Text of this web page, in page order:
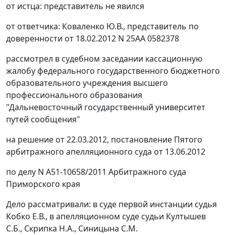
от истца: представитель не явился
от ответчика: Коваленко Ю.В., представитель по
доверенности от 18.02.2012 N 25АА 0582378
рассмотрел в судебном заседании кассационную
жалобу федерального государственного бюджетного
образовательного учреждения высшего
профессионального образования
"Дальневосточный государственный университет
путей сообщения"
на решение от 22.03.2012, постановление Пятого
арбитражного апелляционного суда от 13.06.2012
по делу N А51-10658/2011 Арбитражного суда
Приморского края
Дело рассматривали: в суде первой инстанции судья
Кобко Е.В., в апелляционном суде судьи Култышев
С.Б., Скрипка Н.А., Синицына С.М.